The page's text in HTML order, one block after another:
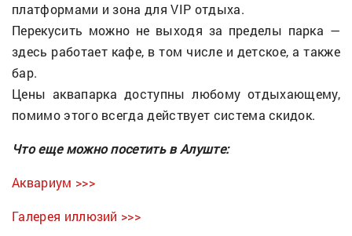
платформами и зона для VIP отдыха.
Перекусить можно не выходя за пределы парка —
здесь работает кафе, в том числе и детское, а также
бар.
Цены аквапарка доступны любому отдыхающему,
помимо этого всегда действует система скидок.
Что еще можно посетить в Алуште:
Аквариум >>>
Галерея иллюзий >>>